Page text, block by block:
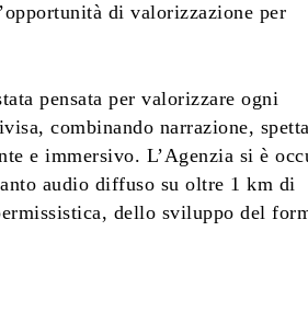
di valorizzazione per
pensata per valorizzare ogni
combinando narrazione,
e immersivo. L’Agenzia si è
audio diffuso su oltre 1 km di
dello sviluppo del